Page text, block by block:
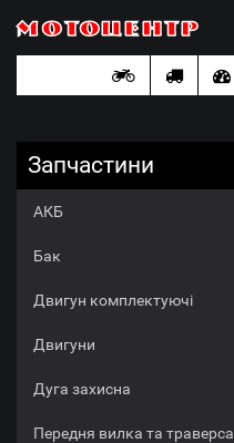
Мотоцентр
Запчастини
АКБ
Бак
Двигун комплектуючі
Двигуни
Дуга захисна
Передня вилка та траверса